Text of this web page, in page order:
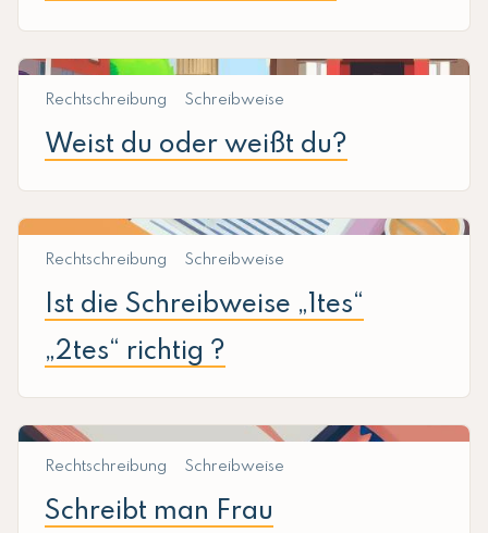
Rechtschreibung Schreibweise
Weist du oder weißt du?
Rechtschreibung Schreibweise
Ist die Schreibweise „1tes“
„2tes“ richtig ?
Rechtschreibung Schreibweise
Schreibt man Frau